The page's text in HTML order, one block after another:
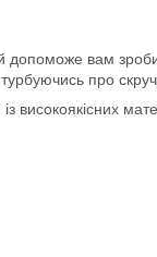
вам
про
високоякісних